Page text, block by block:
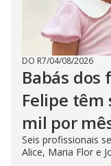
DO R7/04/08/2026
Babás dos
Felipe têm
mil por
Seis profissionais
Alice, Maria Flor e